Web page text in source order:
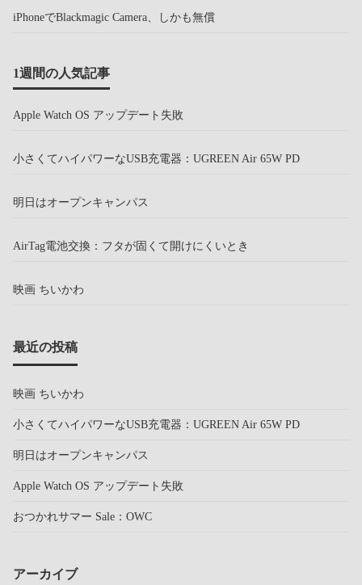
iPhoneでBlackmagic Camera、しかも無償
1週間の人気記事
Apple Watch OS アップデート失敗
小さくてハイパワーなUSB充電器：UGREEN Air 65W PD
明日はオープンキャンパス
AirTag電池交換：フタが固くて開けにくいとき
映画 ちいかわ
最近の投稿
映画 ちいかわ
小さくてハイパワーなUSB充電器：UGREEN Air 65W PD
明日はオープンキャンパス
Apple Watch OS アップデート失敗
おつかれサマー Sale：OWC
アーカイブ